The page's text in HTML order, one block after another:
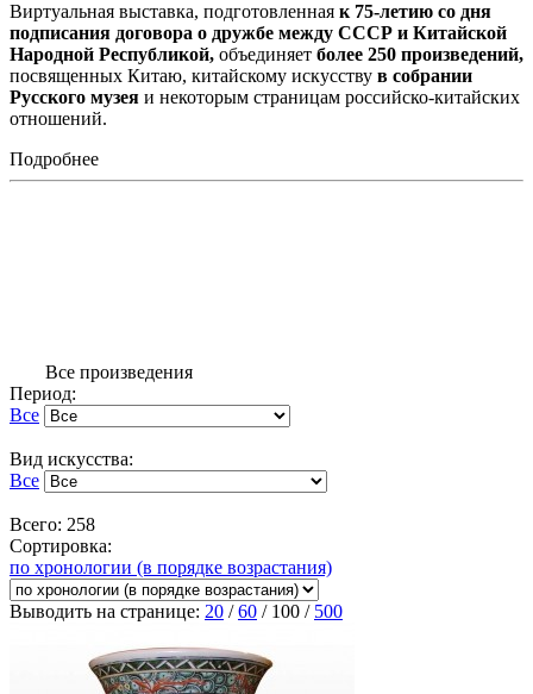
Виртуальная выставка, подготовленная к 75-летию со дня
подписания договора о дружбе между СССР и Китайской
Народной Республикой, объединяет более 250 произведений,
посвященных Китаю, китайскому искусству в собрании
Русского музея и некоторым страницам российско-китайских
отношений.
Подробнее
Все произведения
Период:
Все
Вид искусства:
Все
Всего: 258
Сортировка:
по хронологии (в порядке возрастания)
Выводить на странице: 20 /60 / 100 / 500